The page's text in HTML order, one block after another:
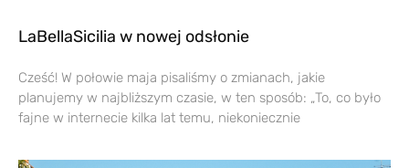
LaBellaSicilia w nowej odsłonie
Cześć! W połowie maja pisaliśmy o zmianach, jakie
planujemy w najbliższym czasie, w ten sposób: „To, co było
fajne w internecie kilka lat temu, niekoniecznie